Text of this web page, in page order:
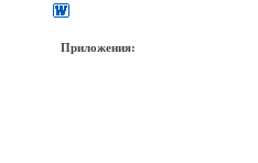
Приложения: